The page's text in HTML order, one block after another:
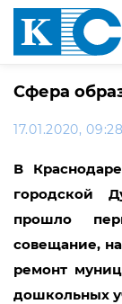
Сфера
17.01.2020, 09:28
В
городской
прошло
совещание,
ремонт
дошкольных